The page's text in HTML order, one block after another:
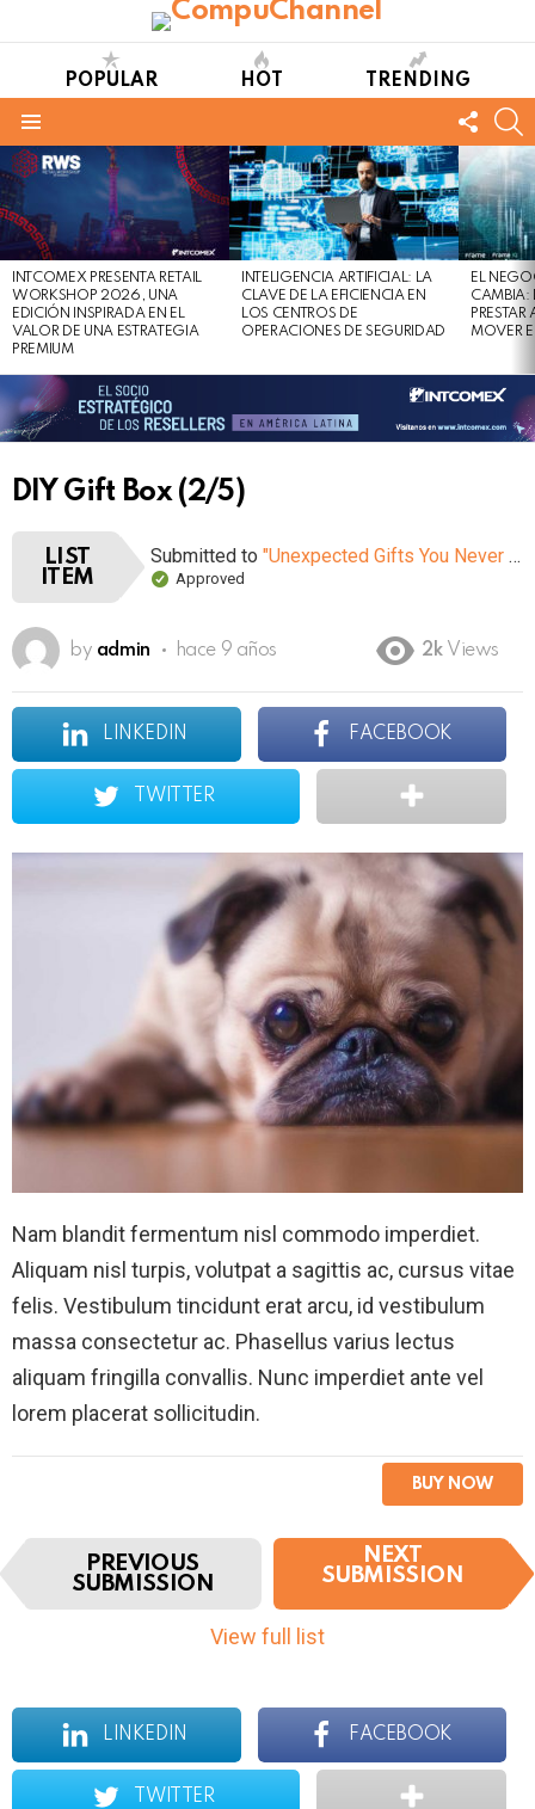
POPULAR HOT TRENDING
US
LATEST
STORIES
INTCOMEX PRESENTA RETAIL
WORKSHOP 2026, UNA
EDICIÓN INSPIRADA EN EL
VALOR DE UNA ESTRATEGIA
PREMIUM
INTELIGENCIA ARTIFICIAL: LA
CLAVE DE LA EFICIENCIA EN
LOS CENTROS DE
OPERACIONES DE SEGURIDAD
EL
CAMBIA:
MOVER
DIY Gift Box (2/5)
LIST
ITEM
Submitted to"Unexpected Gifts You Never Knew You Could Buy On Amazon"
Approved
by admin hace 9 años 2k Views
LINKEDIN FACEBOOK
TWITTER
Nam blandit fermentum nisl commodo imperdiet.
Aliquam nisl turpis, volutpat a sagittis ac, cursus vitae
felis. Vestibulum tincidunt erat arcu, id vestibulum
massa consectetur ac. Phasellus varius lectus
aliquam fringilla convallis. Nunc imperdiet ante vel
lorem placerat sollicitudin.
BUY NOW
I
e
g
a
PREVIOUS
SUBMISSION
NEXT
SUBMISSION
View full list
LINKEDIN FACEBOOK
TWITTER